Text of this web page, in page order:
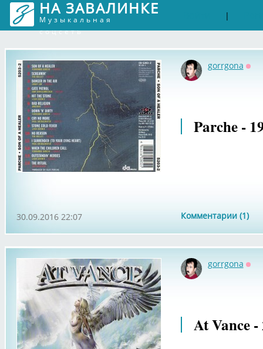
НА ЗАВАЛИНКЕ
Музыкальная
соцсеть
|
gorrgona
Parche -
Комментарии (1)
30.09.2016 22:07
gorrgona
At Vance